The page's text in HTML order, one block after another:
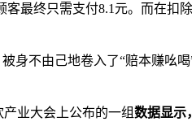
最终只需支付8.1元。而在扣
身不由己地卷入了“赔本赚吆
业大会上公布的一组数据显示